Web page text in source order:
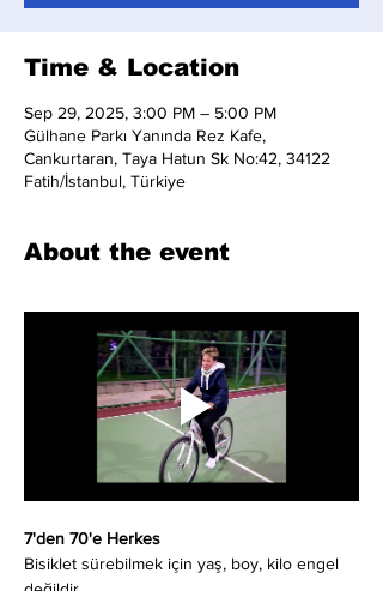
Time & Location
Sep 29, 2025, 3:00 PM – 5:00 PM
Gülhane Parkı Yanında Rez Kafe,
Cankurtaran, Taya Hatun Sk No:42, 34122
Fatih/İstanbul, Türkiye
About the event
7'den 70'e Herkes
Bisiklet sürebilmek için yaş, boy, kilo engel